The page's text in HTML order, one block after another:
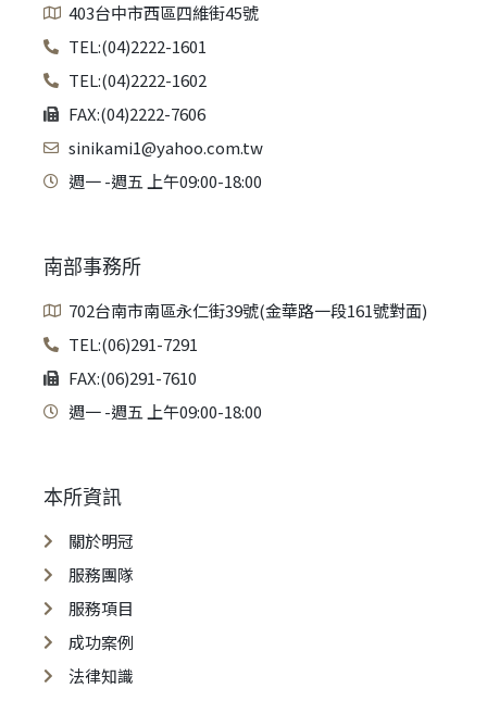
403台中市西區四維街45號
TEL:(04)2222-1601
TEL:(04)2222-1602
FAX:(04)2222-7606
sinikami1@yahoo.com.tw
週一 -週五 上午09:00-18:00
南部事務所
702台南市南區永仁街39號(金華路一段161號對面)
TEL:(06)291-7291
FAX:(06)291-7610
週一 -週五 上午09:00-18:00
本所資訊
關於明冠
服務團隊
服務項目
成功案例
法律知識